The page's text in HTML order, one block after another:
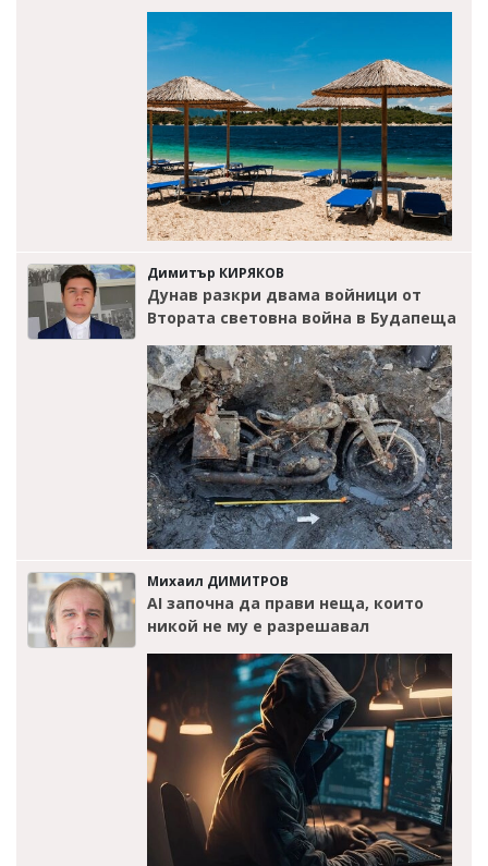
Димитър КИРЯКОВ
Дунав разкри двама войници от
Втората световна война в Будапеща
Михаил ДИМИТРОВ
AI започна да прави неща, които
никой не му е разрешавал